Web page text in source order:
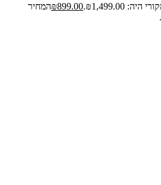
₪1,499.00.
₪899.00
המחיר